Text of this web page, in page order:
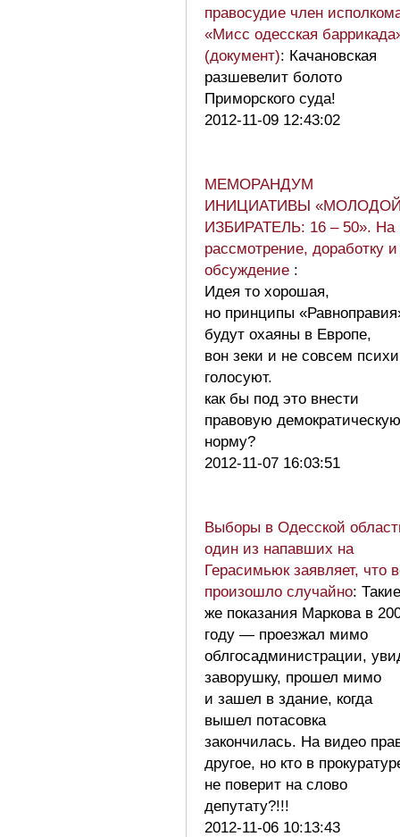
правосудие член
«Мисс одесская
(документ): Качановская
разшевелит болото
Приморского суда!
2012-11-09 12:43:02
МЕМОРАНДУМ
ИНИЦИАТИВЫ
ИЗБИРАТЕЛЬ: 16 – 50». На
рассмотрение, доработку и
обсуждение :
Идея то хорошая,
но принципы
будут охаяны в Европе,
вон зеки и не совсем психи
голосуют.
как бы под это внести
правовую демократическую
норму?
2012-11-07 16:03:51
Выборы в Одесской
один из напавших на
Герасимьюк заявляет, что
произошло случайно: Такие
же показания Маркова в
году — проезжал мимо
облгосадминистрации,
заворушку, прошел мимо
и зашел в здание, когда
вышел потасовка
закончилась. На видео
другое, но кто в
не поверит на слово
депутату?!!!
2012-11-06 10:13:43